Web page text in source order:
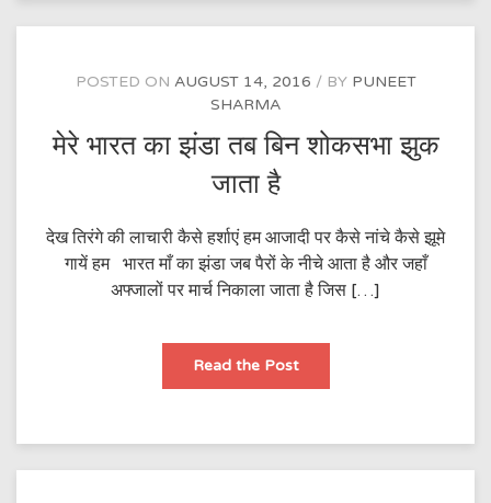
POSTED ON AUGUST 14, 2016 BY PUNEET
SHARMA
मेरे भारत का झंडा तब बिन शोकसभा झुक
जाता है
देख तिरंगे की लाचारी कैसे हर्शाएं हम आजादी पर कैसे नांचे कैसे झूमे
गायें हम भारत माँ का झंडा जब पैरों के नीचे आता है और जहाँ
अफ्जालों पर मार्च निकाला जाता है जिस […]
Read the Postमेरे
का
बिन
झुक